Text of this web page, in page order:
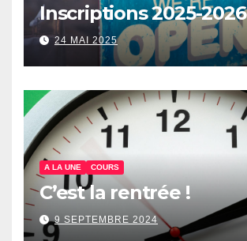
Inscriptions 2025-2026
24 MAI 2025
A LA UNE COURS
C’est la rentrée !
9 SEPTEMBRE 2024